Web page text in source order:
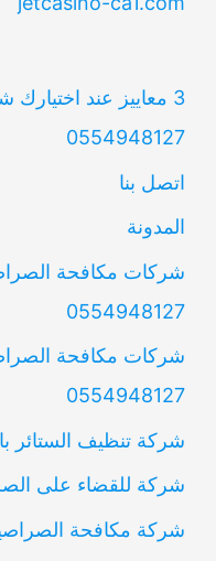
3 معاييز عند
0554948127
اتصل بنا
المدونة
شركات مكافحة
0554948127
شركات مكافحة
0554948127
شركة تنظيف الستائر بالبخار
شركة للقضاء على الصراصير
شركة مكافحة الصراصير